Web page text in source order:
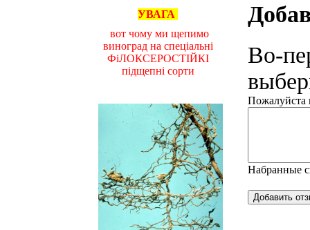
УВАГА
вот чому ми щепимо
виноград на спеціальні
ФіЛОКСЕРОСТІЙКІ
підщепні сорти
Во-
Пожалуйста
Набранные